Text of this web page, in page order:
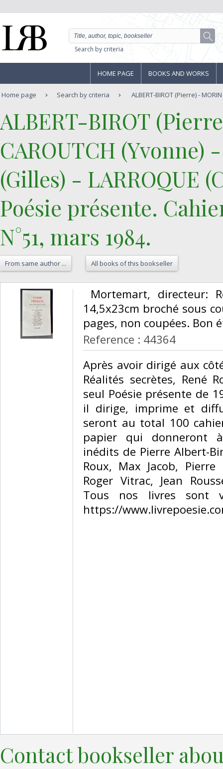
Search by criteria
HOME PAGE BOOKS AND WORKS
Home page Search by criteria ALBERT-BIROT (Pierre) -
‎ALBERT-BIROT
CAROUTCH (Yvonne)
(Gilles) - LARROQUE
‎Poésie présente.
N°51, mars 1984. ‎
From same author ... All books of this bookseller
Mortemart, directeur:
14,5x23cm broché sous
pages, non coupées. Bon
Reference : 44364
‎Après avoir dirigé aux
Réalités secrètes, René
seul Poésie présente de
il dirige, imprime et
seront au total 100
papier qui donneront
inédits de Pierre Albert-
Roux, Max Jacob, Pierre
Roger Vitrac, Jean
Tous nos livres sont
https://
Contact bookseller